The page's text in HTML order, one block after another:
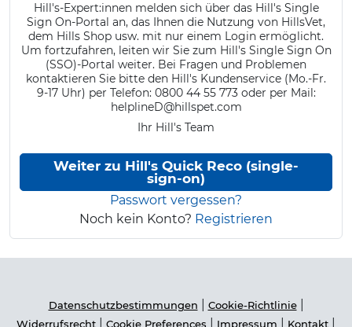
Hill's-Expert:innen melden sich über das Hill's Single
Sign On-Portal an, das Ihnen die Nutzung von HillsVet,
dem Hills Shop usw. mit nur einem Login ermöglicht.
Um fortzufahren, leiten wir Sie zum Hill's Single Sign On
(SSO)-Portal weiter. Bei Fragen und Problemen
kontaktieren Sie bitte den Hill's Kundenservice (Mo.-Fr.
9-17 Uhr) per Telefon: 0800 44 55 773 oder per Mail:
helplineD@hillspet.com
Ihr Hill's Team
Weiter zu Hill's Quick Reco (single-
sign-on)
Passwort vergessen?
Noch kein Konto? Registrieren
Datenschutzbestimmungen Cookie-Richtlinie|
Widerrufsrecht Cookie Preferences Impressum Kontakt